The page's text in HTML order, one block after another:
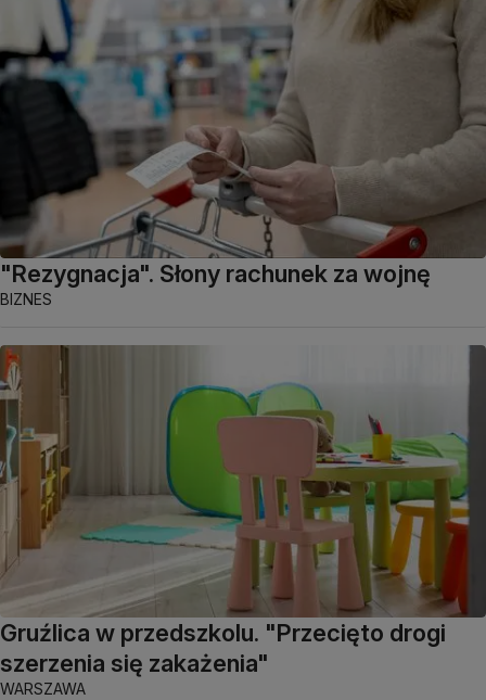
"Rezygnacja". Słony rachunek za wojnę
BIZNES
Gruźlica w przedszkolu. "Przecięto drogi
szerzenia się zakażenia"
WARSZAWA